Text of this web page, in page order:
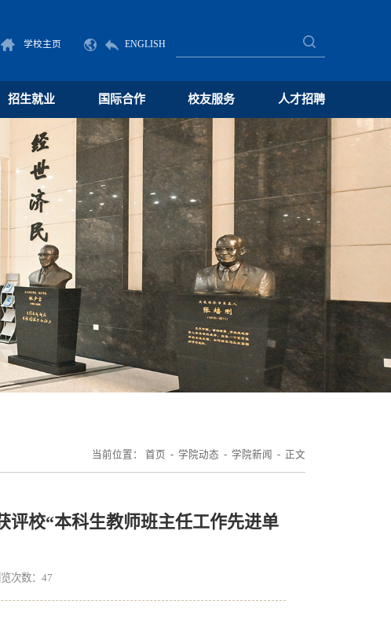
学校主页 ENGLISH
招生就业 国际合作 校友服务 人才招聘
当前位置： 首页 - 学院动态 - 学院新闻 - 正文
校“本科生教师班主任工作先进单
次数： 47